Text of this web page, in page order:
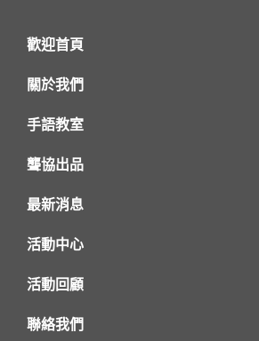
歡迎首頁
關於我們
手語教室
聾協出品
最新消息
活動中心
活動回顧
聯絡我們